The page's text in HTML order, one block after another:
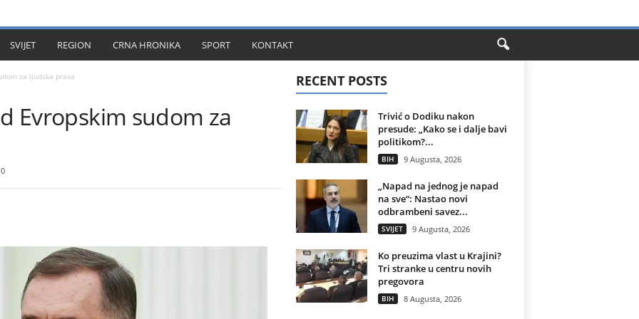
SVIJET REGION CRNA HRONIKA SPORT KONTAKT
za ljudska prava
Evropskim sudom za
0
RECENT POSTS
Trivić o Dodiku nakon
presude: „Kako se i dalje bavi
politikom?...
BIH 9 Augusta, 2026
„Napad na jednog je napad
na sve“: Nastao novi
odbrambeni savez...
SVIJET 9 Augusta, 2026
Ko preuzima vlast u Krajini?
Tri stranke u centru novih
pregovora
BIH 8 Augusta, 2026